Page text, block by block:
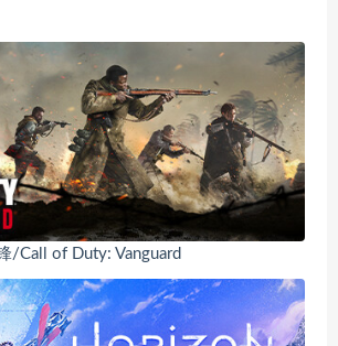
/Call of Duty: Vanguard